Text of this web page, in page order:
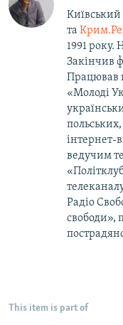
Київський
та
1991 року.
Закінчив
Працював
«Молоді
польських,
інтернет-
ведучим
Радіо
свободи»,
This item is part of